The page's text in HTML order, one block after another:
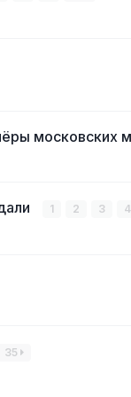
московских
1 2 3 4
35